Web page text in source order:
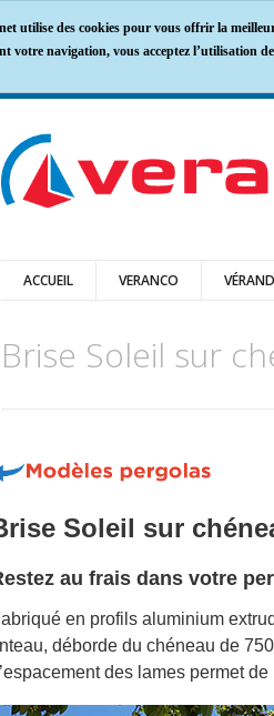
utilise des cookies pour vous offrir la
votre navigation, vous acceptez l’utilisation
ACCUEIL VERANCO
Brise Soleil sur
Soleil sur
au frais dans votre
en profils aluminium
déborde du chéneau de
des lames permet